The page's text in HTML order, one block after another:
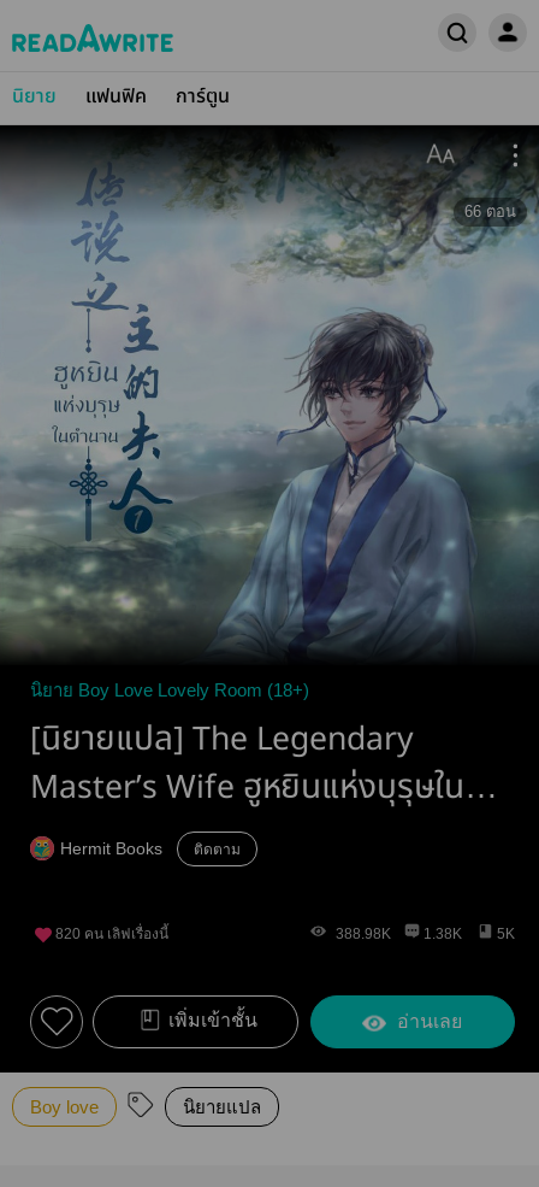
นิยาย แฟนฟิค การ์ตูน
66 ตอน
นิยาย Boy Love Lovely Room (18+)
[นิยายแปล] The Legendary
Master’s Wife ฮูหยินแห่งบุรุษใน
ตำนาน《传说之主的夫人》
=ตัวอย่างทดลองอ่าน=
Hermit Books ติดตาม
820 คน เลิฟเรื่องนี้ 388.98K 1.38K 5K
เพิ่มเข้าชั้น อ่านเลย
Boy love นิยายแปล